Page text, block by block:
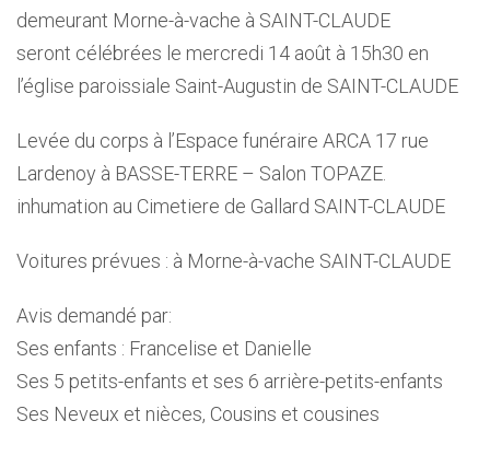
demeurant Morne-à-vache à SAINT-CLAUDE
seront célébrées le mercredi 14 août à 15h30 en
l’église paroissiale Saint-Augustin de SAINT-CLAUDE
Levée du corps à l’Espace funéraire ARCA 17 rue
Lardenoy à BASSE-TERRE – Salon TOPAZE.
inhumation au Cimetiere de Gallard SAINT-CLAUDE
Voitures prévues : à Morne-à-vache SAINT-CLAUDE
Avis demandé par:
Ses enfants : Francelise et Danielle
Ses 5 petits-enfants et ses 6 arrière-petits-enfants
Ses Neveux et nièces, Cousins et cousines